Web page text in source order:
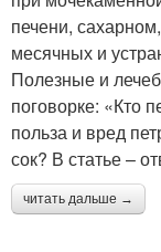
печени,
месячных и
Полезные и
поговорке: «Кто
польза и вред
сок? В статье –
читать дальше →